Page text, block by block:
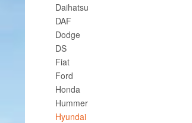
Daihatsu
DAF
Dodge
DS
Fiat
Ford
Honda
Hummer
Hyundai